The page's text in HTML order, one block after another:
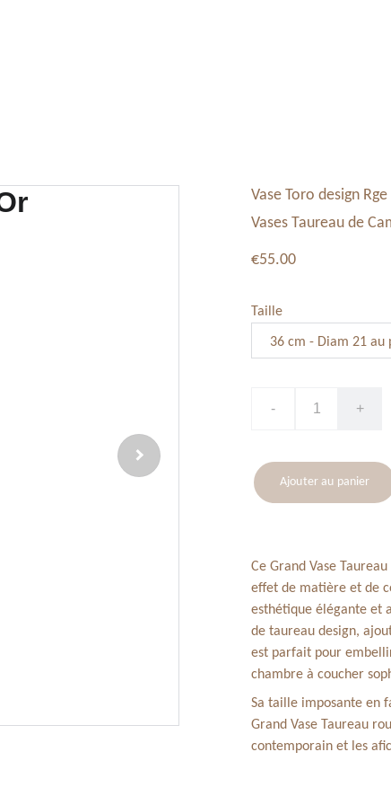
Vase Toro design
Vases Taureau de
€55.00
Taille
- +
Ajouter au panier
Ce Grand Vase
effet de matière et de
esthétique élégante et
de taureau design,
est parfait pour
chambre à coucher
Sa taille imposante en
Grand Vase Taureau
contemporain et les